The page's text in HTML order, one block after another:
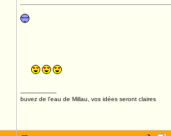
--------------------
buvez de l'eau de Millau, vos idées seront claires